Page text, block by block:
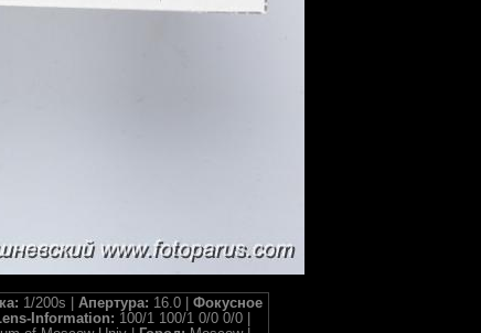
1/200s | Апертура: 16.0 | Фокусное
Information: 100/1 100/1 0/0 0/0 |